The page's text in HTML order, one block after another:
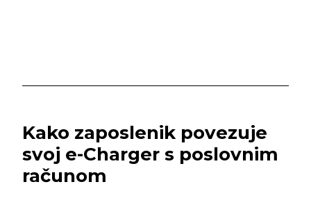
Kako zaposlenik povezuje
svoj e-Charger s poslovnim
računom